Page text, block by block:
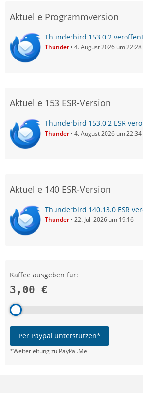
Aktuelle Programmversion
Thunderbird 153.0.2
Thunder 4. August 2026 um 22:28
Aktuelle 153 ESR-Version
Thunderbird 153.0.2 ESR
Thunder 4. August 2026 um 22:34
Aktuelle 140 ESR-Version
Thunderbird 140.13.0 ESR
Thunder 22. Juli 2026 um 19:16
Kaffee ausgeben für:
3,00 €
Per Paypal unterstützen*
*Weiterleitung zu PayPal.Me